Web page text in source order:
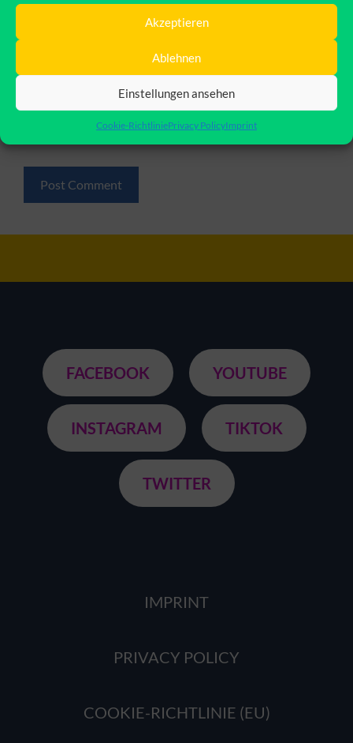
Akzeptieren
Ablehnen
Einstellungen ansehen
Cookie-RichtliniePrivacy PolicyImprint
Website
Save my name, email, and website in this browser for
FACEBOOK YOUTUBE
INSTAGRAM TIKTOK
TWITTER
IMPRINT
PRIVACY POLICY
COOKIE-RICHTLINIE (EU)